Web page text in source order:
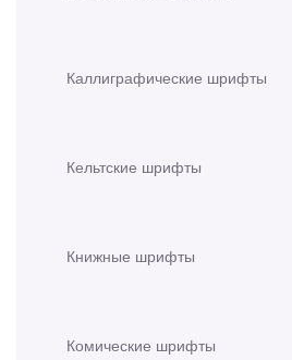
Каллиграфические шрифты
Кельтские шрифты
Книжные шрифты
Комические шрифты